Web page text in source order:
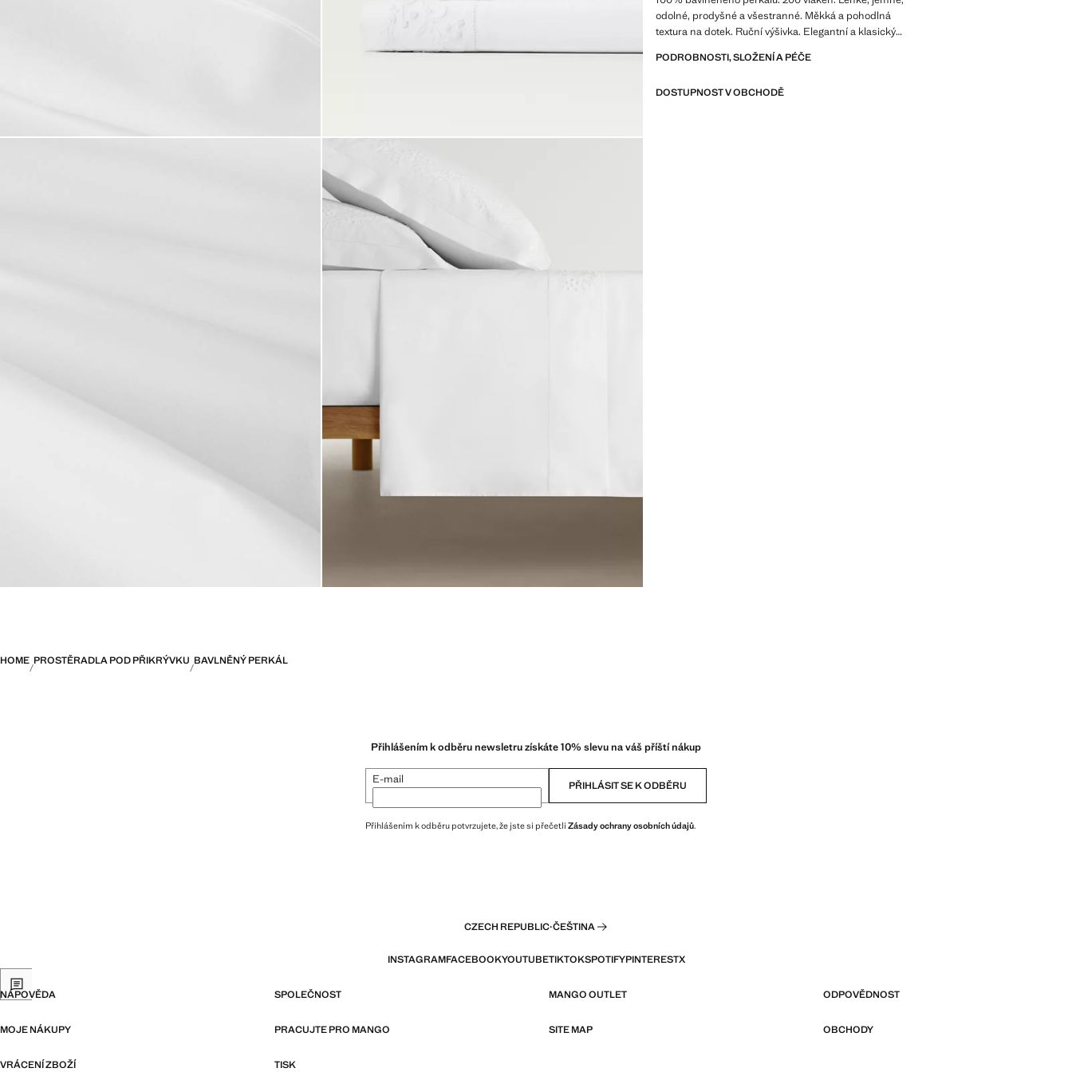
odolné, prodyšné a všestranné. Měkká a pohodlná
textura na dotek. Ruční výšivka. Elegantní a klasický
slevě
PODROBNOSTI, SLOŽENÍ A PÉČE
DOSTUPNOST V OBCHODĚ
HOME PROSTĚRADLA POD PŘIKRÝVKU BAVLNĚNÝ PERKÁL
Přihlášením k odběru newsletru získáte 10% slevu na váš příští nákup
E-mail PŘIHLÁSIT SE K ODBĚRU
Přihlášením k odběru potvrzujete, že jste si přečetli Zásady ochrany osobních údajů.
CZECH REPUBLIC·ČEŠTINA
INSTAGRAMFACEBOOKYOUTUBETIKTOKSPOTIFYPINTERESTX
NÁPOVĚDA SPOLEČNOST MANGO OUTLET ODPOVĚDNOST
MOJE NÁKUPY PRACUJTE PRO MANGO SITE MAP OBCHODY
VRÁCENÍ ZBOŽÍ TISK